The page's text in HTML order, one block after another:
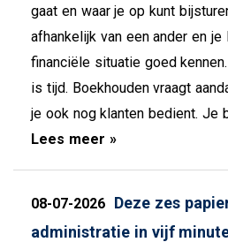
gaat en waar je op kunt
afhankelijk van een ander en
financiële situatie goed
is tijd. Boekhouden vraagt
je ook nog klanten bedient. Je
Lees meer »
08-07-2026 Deze zes
administratie in vijf